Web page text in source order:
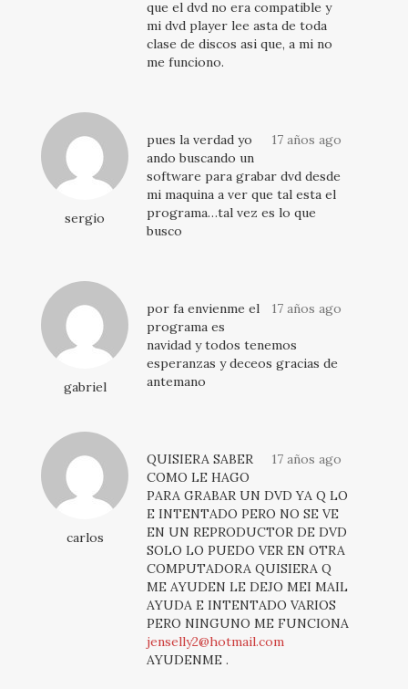
que el dvd no era compatible y
mi dvd player lee asta de toda
clase de discos asi que, a mi no
me funciono.
sergio
17 años ago
pues la verdad yo
ando buscando un
software para grabar dvd desde
mi maquina a ver que tal esta el
programa…tal vez es lo que
busco
gabriel
17 años ago
por fa envienme el
programa es
navidad y todos tenemos
esperanzas y deceos gracias de
antemano
carlos
17 años ago
QUISIERA SABER
COMO LE HAGO
PARA GRABAR UN DVD YA Q LO
E INTENTADO PERO NO SE VE
EN UN REPRODUCTOR DE DVD
SOLO LO PUEDO VER EN OTRA
COMPUTADORA QUISIERA Q
ME AYUDEN LE DEJO MEI MAIL
AYUDA E INTENTADO VARIOS
PERO NINGUNO ME FUNCIONA
jenselly2@hotmail.com
AYUDENME .